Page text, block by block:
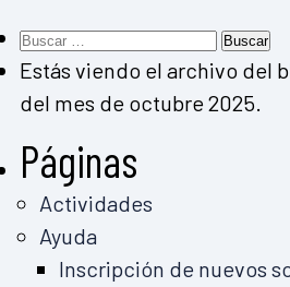
Buscar:
Estás viendo el archivo del
del mes de octubre 2025.
Páginas
Actividades
Ayuda
Inscripción de nuevos